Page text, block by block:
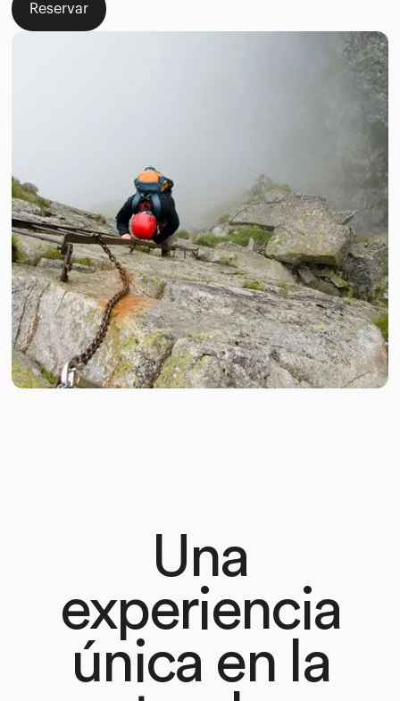
Reservar
Una
experiencia
única en la